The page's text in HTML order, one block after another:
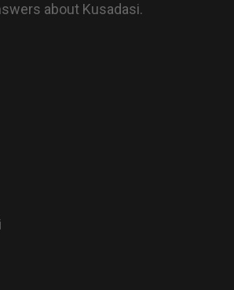
about Kusadasi.